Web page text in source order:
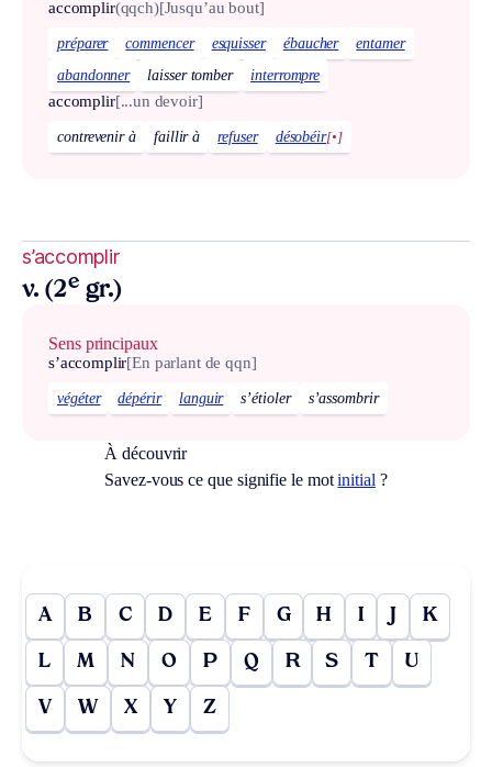
accomplir(qqch)[Jusqu’au bout]
préparer commencer esquisser ébaucher
entamer
abandonner
laisser tomber interrompre
accomplir[...un devoir]
contrevenir à faillir à refuser désobéir[•]
s’accomplir
v. (2e gr.)
Sens principaux
s’accomplir[En parlant de qqn]
végéter dépérir languir s’étioler s’assombrir
À découvrir
Savez-vous ce que signifie le motinitial ?
A B C D E F G H I J K
L M N O P Q R S T U
V W X Y Z